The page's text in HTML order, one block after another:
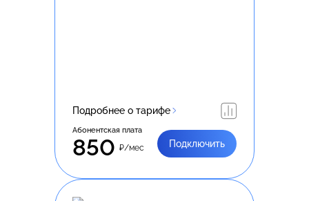
Подробнее о тарифе
Абонентская плата
850 ₽/мес Подключить